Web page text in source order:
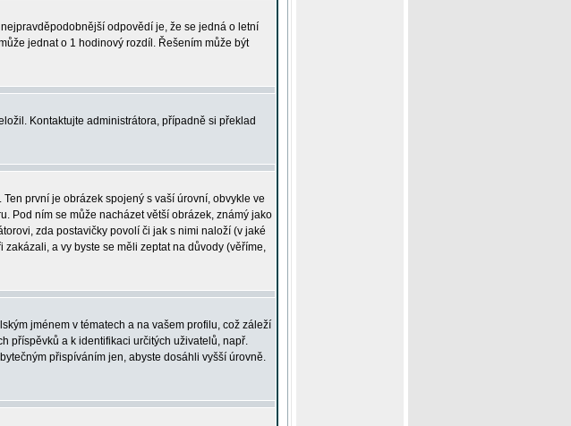
odpovědí je, že se jedná o letní
jednat o 1 hodinový rozdíl. Řešením může být
Kontaktujte administrátora, případně si překlad
první je obrázek spojený s vaší úrovní, obvykle ve
Pod ním se může nacházet větší obrázek, známý jako
zda postavičky povolí či jak s nimi naloží (v jaké
a vy byste se měli zeptat na důvody (věříme,
jménem v tématech a na vašem profilu, což záleží
příspěvků a k identifikaci určitých uživatelů, např.
přispíváním jen, abyste dosáhli vyšší úrovně.